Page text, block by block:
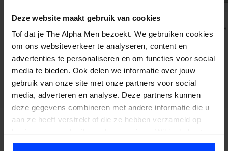
Deze website maakt gebruik van cookies
Tof dat je The Alpha Men bezoekt. We gebruiken cookies
om ons websiteverkeer te analyseren, content en
advertenties te personaliseren en om functies voor social
media te bieden. Ook delen we informatie over jouw
gebruik van onze site met onze partners voor social
media, adverteren en analyse. Deze partners kunnen
deze gegevens combineren met andere informatie die u
aan ze heeft verstrekt of die ze hebben verzameld op
website-ervaring? Kies dan voor alle cookies. Meer
Headspace
Ab€80,75
1 Stück (80,75 € / Stück)
2 varianten
Muster hinzufügen
Headspace
Eau de Parfum – Sauge
Ab€80,75
1 Stück (80,75 € / Stück)
2 varianten
Muster hinzufügen